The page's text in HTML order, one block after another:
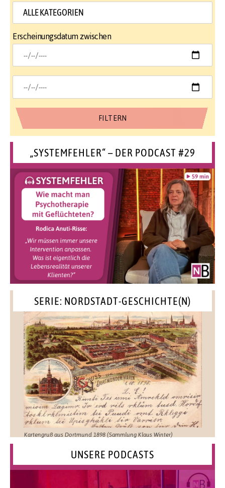
Erscheinungsdatum zwischen
„SYSTEMFEHLER“ – DER PODCAST #29
SERIE: NORDSTADT-GESCHICHTE(N)
Kartengruß aus Dortmund 1898 (Sammlung Klaus Winter)
UNSERE PODCASTS